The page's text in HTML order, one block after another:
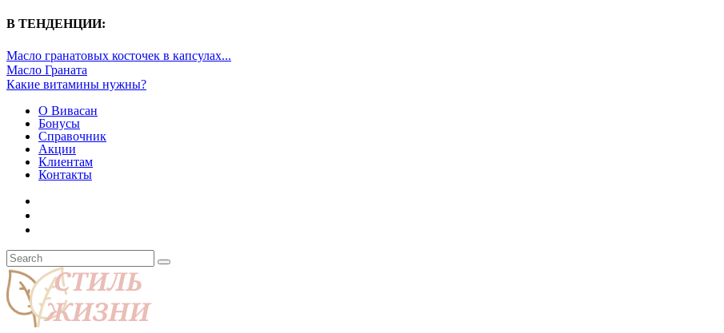
В ТЕНДЕНЦИИ:
Масло гранатовых косточек в капсулах...
Масло Граната
Какие витамины нужны?
О Вивасан
Бонусы
Справочник
Акции
Клиентам
Контакты